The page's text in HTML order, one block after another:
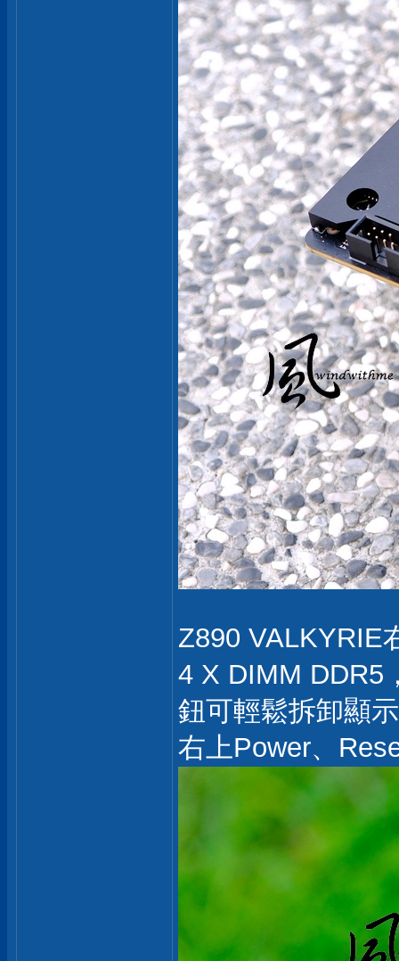
Z890 VALKYRIE
4 X DIMM DDR5
鈕可輕鬆拆卸顯
右上Power、